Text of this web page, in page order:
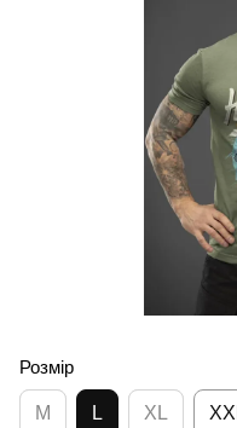
Розмір
M L XL